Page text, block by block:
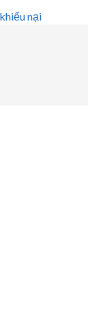
nại